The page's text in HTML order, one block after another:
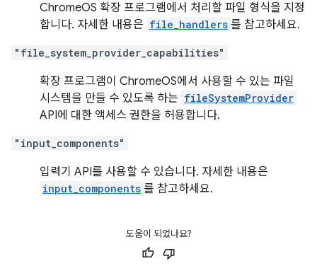
ChromeOS 확장 프로그램에서 처리할 파일 형식을 지정
합니다. 자세한 내용은 file_handlers 를 참고하세요.
"file_system_provider_capabilities"
확장 프로그램이 ChromeOS에서 사용할 수 있는 파일
시스템을 만들 수 있도록 하는 fileSystemProvider
API에 대한 액세스 권한을 허용합니다.
"input_components"
입력기 API를 사용할 수 있습니다. 자세한 내용은
input_components 를 참고하세요.
도움이 되었나요?